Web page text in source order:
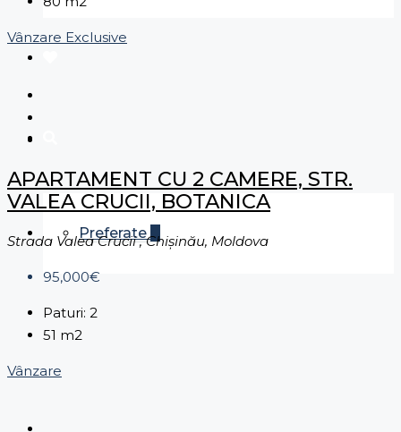
Preferate0
Vânzare Exclusive
APARTAMENT CU 2 CAMERE, STR.
VALEA CRUCII, BOTANICA
Strada Valea Crucii , Chișinău, Moldova
95,000€
Paturi: 2
51 m2
Vânzare